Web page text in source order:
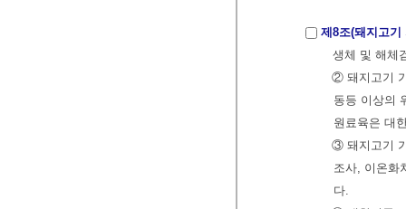
제8조(돼지고기
생체 및 해체
② 돼지고기
동등 이상의
원료육은 대
③ 돼지고기
조사, 이온화
다.